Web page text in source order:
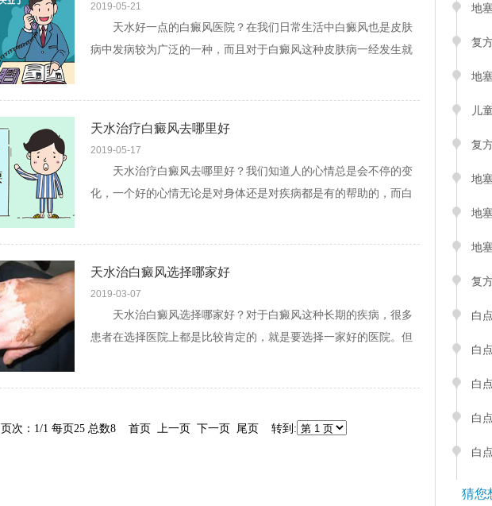
2019-05-21
天水好一点的白癜风医院？在我们日常生活中白癜风也是皮肤
病中发病较为广泛的一种，而且对于白癜风这种皮肤病一经发生就
天水治疗白癜风去哪里好
2019-05-17
天水治疗白癜风去哪里好？我们知道人的心情总是会不停的变
化，一个好的心情无论是对身体还是对疾病都是有的帮助的，而白
天水治白癜风选择哪家好
2019-03-07
天水治白癜风选择哪家好？对于白癜风这种长期的疾病，很多
患者在选择医院上都是比较肯定的，就是要选择一家好的医院。但
页次：1/1 每页25 总数8 首页 上一页 下一页 尾页 转到:
地
复
地
儿
复
地
地
地
复
白
白
白
白
白
猜您